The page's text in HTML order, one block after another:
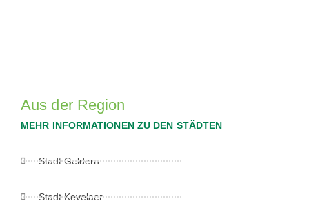
Aus der Region
MEHR INFORMATIONEN ZU DEN STÄDTEN
Stadt Geldern
Stadt Kevelaer